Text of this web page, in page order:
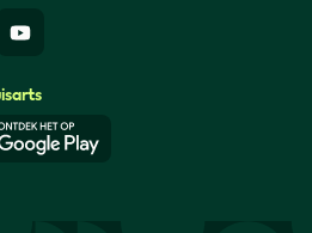
Youtube
App Store
Download in de Google Play